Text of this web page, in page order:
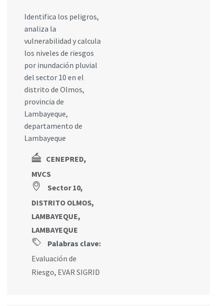
Identifica los peligros,
analiza la
vulnerabilidad y calcula
los niveles de riesgos
por inundación pluvial
del sector 10 en el
distrito de Olmos,
provincia de
Lambayeque,
departamento de
Lambayeque
CENEPRED,
MVCS
Sector 10,
DISTRITO OLMOS,
LAMBAYEQUE,
LAMBAYEQUE
Palabras clave:
Evaluación de
Riesgo, EVAR SIGRID